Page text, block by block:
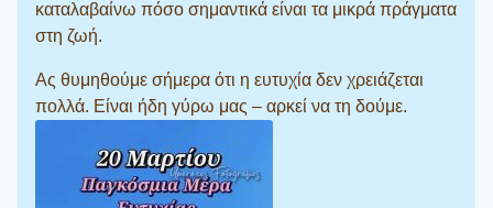
καταλαβαίνω πόσο σημαντικά είναι τα μικρά πράγματα
στη ζωή.
Ας θυμηθούμε σήμερα ότι η ευτυχία δεν χρειάζεται
πολλά. Είναι ήδη γύρω μας – αρκεί να τη δούμε.